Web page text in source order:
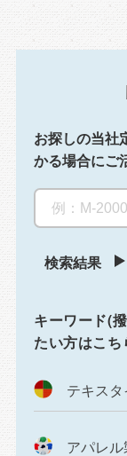
お探しの当社
かる場合にご
検索結果
キーワード(
たい方はこち
テキス
アパレ